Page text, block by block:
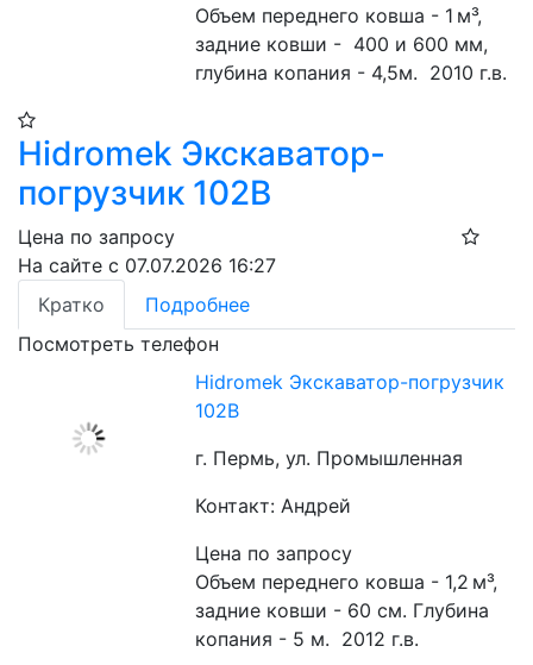
Объем переднего ковша - 1 м³,
задние ковши -  400 и 600 мм,
глубина копания - 4,5м.  2010 г.в.
Hidromek Экскаватор-
погрузчик 102B
Цена по запросу
На сайте с 07.07.2026 16:27
Кратко
Подробнее
Посмотреть телефон
Hidromek Экскаватор-погрузчик
102B
г. Пермь, ул. Промышленная
Контакт: Андрей
Цена по запросу
Объем переднего ковша - 1,2 м³,
задние ковши - 60 см. Глубина
копания - 5 м.  2012 г.в.